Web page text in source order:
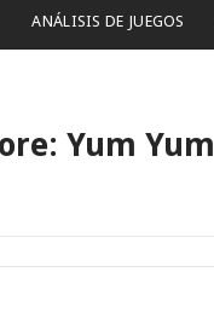
ANÁLISIS DE JUEGOS
Yum Yum